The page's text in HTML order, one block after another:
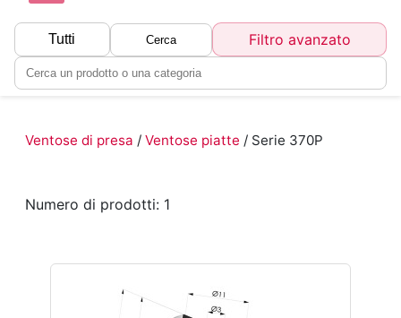
Tutti Cerca Filtro avanzato
Ventose di presa / Ventose piatte / Serie 370P
Numero di prodotti: 1